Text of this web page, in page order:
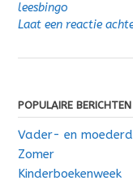
leesbingo
Laat een reactie
POPULAIRE BERICHTEN
Vader- en
Zomer
Kinderboekenweek